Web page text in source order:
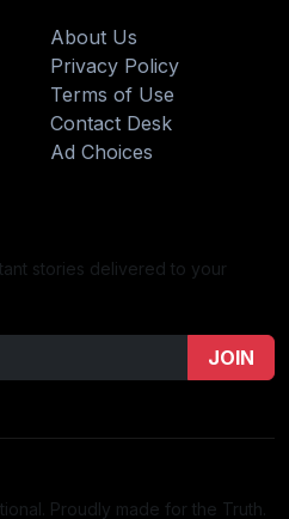
About Us
Privacy Policy
Terms of Use
Contact Desk
Ad Choices
stories delivered to your
JOIN
Proudly made for the Truth.